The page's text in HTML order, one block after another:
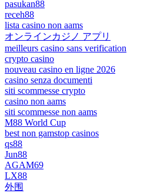
pasukan88
receh88
lista casino non aams
オンラインカジノ アプリ
meilleurs casino sans verification
crypto casino
nouveau casino en ligne 2026
casino senza documenti
siti scommesse crypto
casino non aams
siti scommesse non aams
M88 World Cup
best non gamstop casinos
qs88
Jun88
AGAM69
LX88
外围